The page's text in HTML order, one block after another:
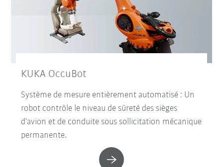
KUKA OccuBot
Système de mesure entièrement automatisé : Un
robot contrôle le niveau de sûreté des sièges
d’avion et de conduite sous sollicitation mécanique
permanente.